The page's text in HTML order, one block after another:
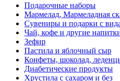
Подарочные наборы
Мармелад, Мармеладная
Сувениры и подарки с
Чай, кофе и другие
Зефир
Пастила и яблочный сыр
Конфеты, шоколад,
Диабетические продукты
Хрустила с сахаром и без